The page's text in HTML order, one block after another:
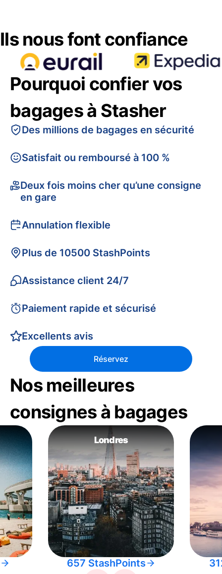
Ils nous font confiance
Pourquoi confier vos
bagages à Stasher
Des millions de bagages en sécurité
Satisfait ou remboursé à 100 %
Deux fois moins cher qu’une consigne
en gare
Annulation flexible
Plus de 10500 StashPoints
Assistance client 24/7
Paiement rapide et sécurisé
Excellents avis
Réservez
Nos meilleures
consignes à bagages
Londres
657 StashPoints